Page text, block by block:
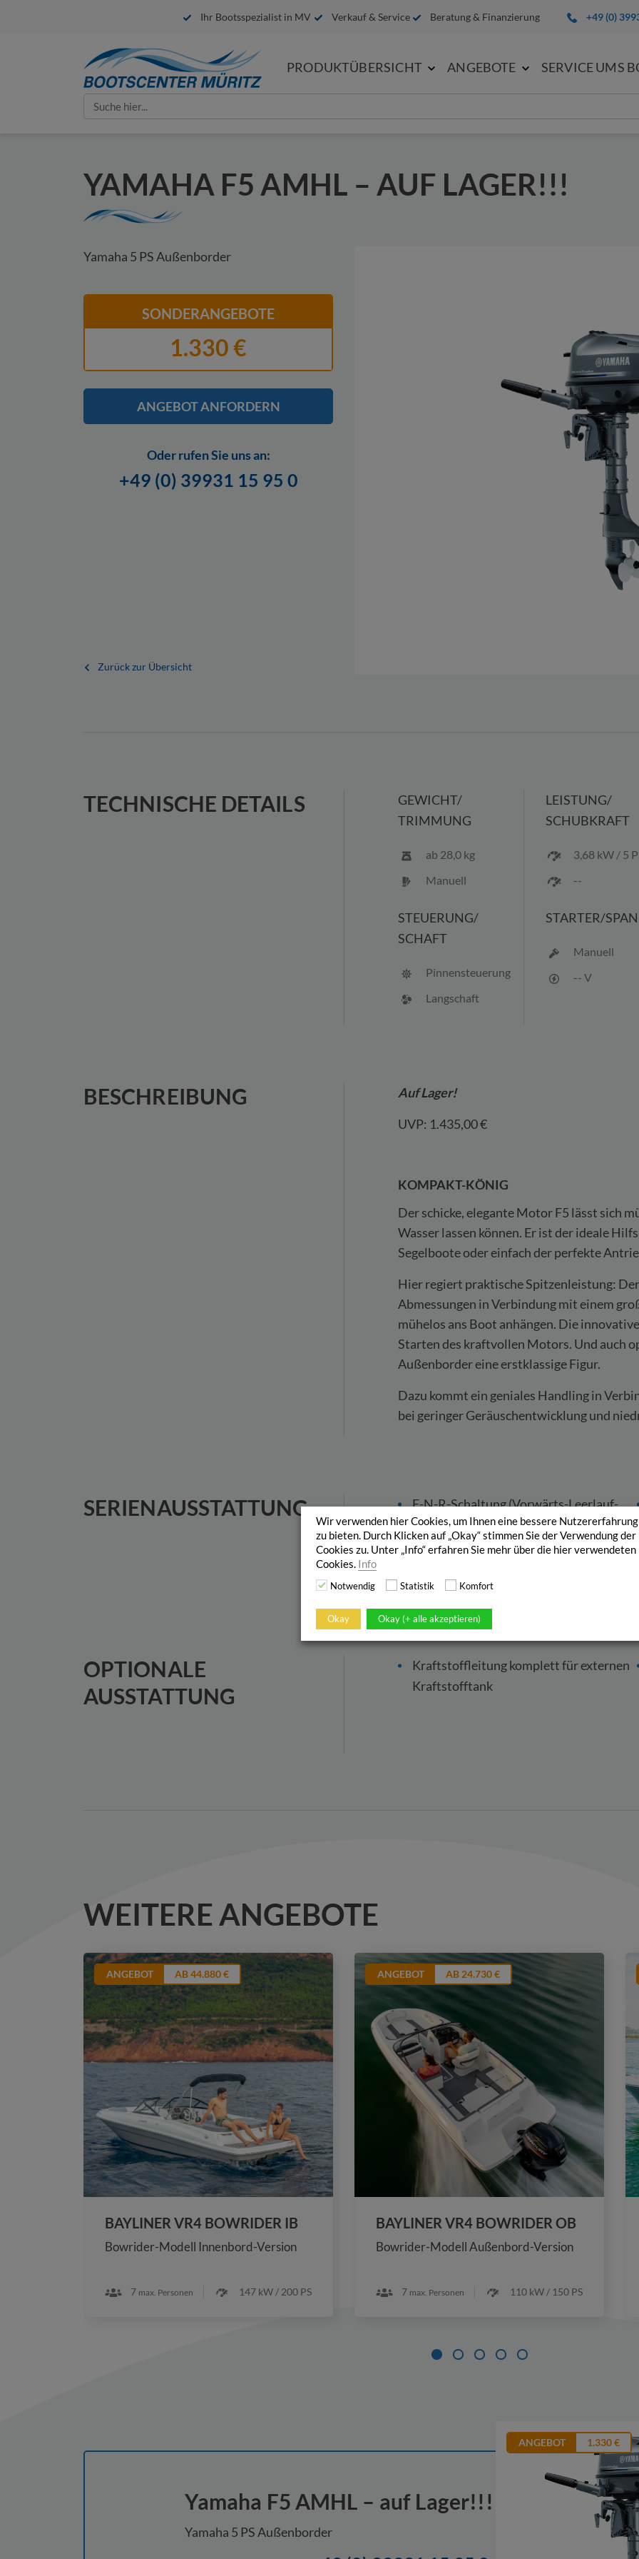
Ihr Bootsspezialist in MV Verkauf & Service Beratung & Finanzierung +49 (0)
PRODUKTÜBERSICHT ANGEBOTE SERVICE UMS
Search
for:
YAMAHA F5 AMHL – AUF LAGER!!!
Yamaha 5 PS Außenborder
SONDERANGEBOTE
1.330 €
ANGEBOT ANFORDERN
Oder rufen Sie uns an:
+49 (0) 39931 15 95 0
Zurück zur Übersicht
TECHNISCHE DETAILS
GEWICHT/
TRIMMUNG
ab 28,0 kg
Manuell
LEISTUNG/
SCHUBKRAFT
3,68 kW / 5
--
STEUERUNG/
SCHAFT
Pinnensteuerung
Langschaft
STARTER/
Manuell
-- V
BESCHREIBUNG
Auf Lager!
UVP: 1.435,00 €
KOMPAKT-KÖNIG
Der schicke, elegante Motor F5 lässt sich
Wasser lassen können. Er ist der ideale
Segelboote oder einfach der perfekte
Hier regiert praktische Spitzenleistung:
Abmessungen in Verbindung mit einem
mühelos ans Boot anhängen. Die
Starten des kraftvollen Motors. Und auch
Außenborder eine erstklassige Figur.
Dazu kommt ein geniales Handling in
bei geringer Geräuschentwicklung und
SERIENAUSSTATTUNG
F-N-R-Schaltung (Vorwärts-Leerlauf-
Rückwärts)
Anschluss für externen Tank (Tank
zusätzlich)
OPTIONALE
AUSSTATTUNG
Kraftstoffleitung komplett für externen
Kraftstofftank
WEITERE ANGEBOTE
ANGEBOT AB 44.880 €
BAYLINER VR4 BOWRIDER IB
Bowrider-Modell Innenbord-Version
7 max. Personen 147 kW / 200 PS
ANGEBOT AB 24.730 €
BAYLINER VR4 BOWRIDER OB
Bowrider-Modell Außenbord-Version
7 max. Personen 110 kW / 150 PS
Yamaha F5 AMHL – auf Lager!!!
Yamaha 5 PS Außenborder
ANGEBOT 1.330 €
IHRE ANFRAGE
Ich stimme zu, dass meine Angaben zur Kontaktaufnahme verwendet werden. Ich
Wir verwenden hier Cookies, um Ihnen eine bessere Nutzererfahrung
zu bieten. Durch Klicken auf „Okay“ stimmen Sie der Verwendung der
Cookies zu. Unter „Info“ erfahren Sie mehr über die hier verwendeten
Cookies. Info
Notwendig Statistik Komfort
Okay Okay (+ alle akzeptieren)